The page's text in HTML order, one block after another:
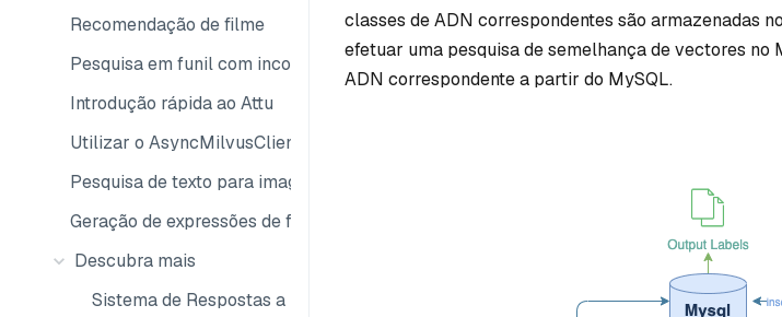
Recomendação de filme
Pesquisa em funil com incorporações Matryoshka
Introdução rápida ao Attu
Utilizar o AsyncMilvusClient com o asyncio
Pesquisa de texto para imagem com o Milvus
Geração de expressões de filtro de consultas do Milvus com modelos de linguagem de
Descubra mais
Sistema de Respostas a Perguntas
classes de ADN correspondentes são armazenadas
efetuar uma pesquisa de semelhança de vectores
ADN correspondente a partir do MySQL.